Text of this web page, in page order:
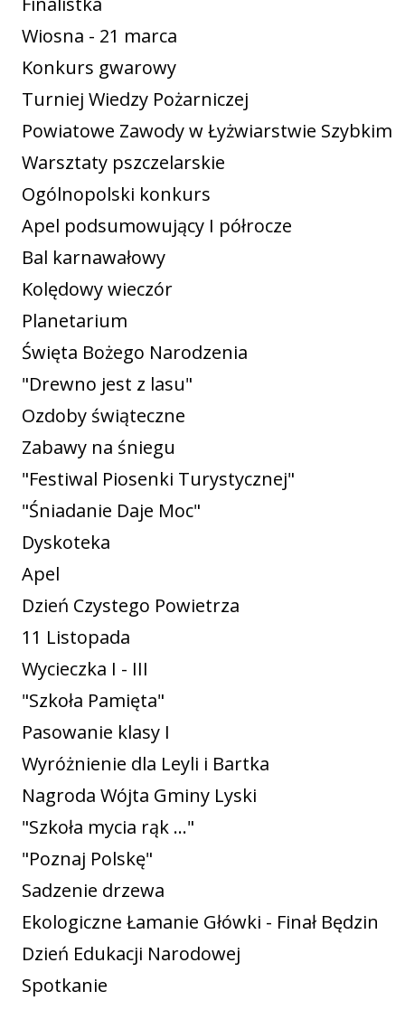
Wiosna - 21 marca
Konkurs gwarowy
Turniej Wiedzy Pożarniczej
Powiatowe Zawody w Łyżwiarstwie Szybkim
Warsztaty pszczelarskie
Ogólnopolski konkurs
Apel podsumowujący I półrocze
Bal karnawałowy
Kolędowy wieczór
Planetarium
Święta Bożego Narodzenia
"Drewno jest z lasu"
Ozdoby świąteczne
Zabawy na śniegu
"Festiwal Piosenki Turystycznej"
"Śniadanie Daje Moc"
Dyskoteka
Apel
Dzień Czystego Powietrza
11 Listopada
Wycieczka I - III
"Szkoła Pamięta"
Pasowanie klasy I
Wyróżnienie dla Leyli i Bartka
Nagroda Wójta Gminy Lyski
"Szkoła mycia rąk ..."
"Poznaj Polskę"
Sadzenie drzewa
Ekologiczne Łamanie Główki - Finał Będzin
Dzień Edukacji Narodowej
Spotkanie